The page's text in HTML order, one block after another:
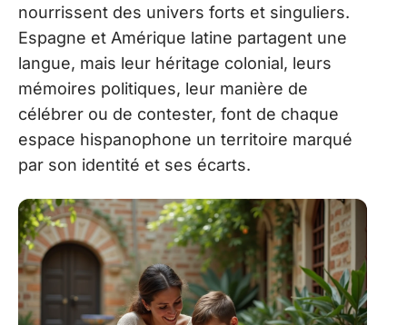
nourrissent des univers forts et singuliers.
Espagne et Amérique latine partagent une
langue, mais leur héritage colonial, leurs
mémoires politiques, leur manière de
célébrer ou de contester, font de chaque
espace hispanophone un territoire marqué
par son identité et ses écarts.